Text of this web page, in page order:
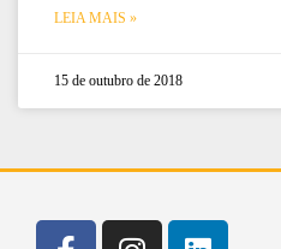
LEIA MAIS »
15 de outubro de 2018